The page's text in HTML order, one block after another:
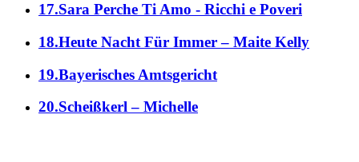
17.Sara Perche Ti Amo - Ricchi e Poveri
18.Heute Nacht Für Immer – Maite Kelly
19.Bayerisches Amtsgericht
20.Scheißkerl – Michelle